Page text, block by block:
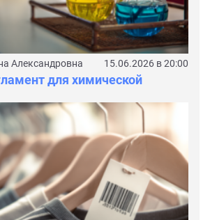
Александровна 15.06.2026 в 20:00
для химической